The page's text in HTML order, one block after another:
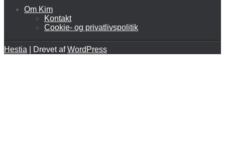
Om Kim
Kontakt
Cookie- og privatlivspolitik
Hestia | Drevet afWordPress